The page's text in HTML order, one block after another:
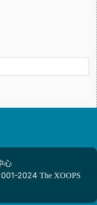
心
2024 The XOOPS